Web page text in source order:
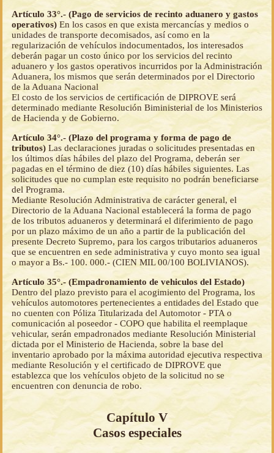
Artículo 33°.- (Pago de servicios de recinto aduanero y gastos
operativos) En los casos en que exista mercancías y medios o
unidades de transporte decomisados, así como en la
regularización de vehículos indocumentados, los interesados
deberán pagar un costo único por los servicios del recinto
aduanero y los gastos operativos incurridos por la Administración
Aduanera, los mismos que serán determinados por el Directorio
de la Aduana Nacional
El costo de los servicios de certificación de DIPROVE será
determinado mediante Resolución Biministerial de los Ministerios
de Hacienda y de Gobierno.
Artículo 34°.- (Plazo del programa y forma de pago de
tributos) Las declaraciones juradas o solicitudes presentadas en
los últimos días hábiles del plazo del Programa, deberán ser
pagadas en el término de diez (10) días hábiles siguientes. Las
solicitudes que no cumplan este requisito no podrán beneficiarse
del Programa.
Mediante Resolución Administrativa de carácter general, el
Directorio de la Aduana Nacional establecerá la forma de pago
de los tributos aduaneros y determinará el diferimiento de pago
por un plazo máximo de un año a partir de la publicación del
presente Decreto Supremo, para los cargos tributarios aduaneros
que se encuentren en sede administrativa y cuyo monto sea igual
o mayor a Bs.- 100. 000.- (CIEN MIL 00/100 BOLIVIANOS).
Artículo 35°.- (Empadronamiento de vehiculos del Estado)
Dentro del plazo previsto para el acogimiento del Programa, los
vehículos automotores pertenecientes a entidades del Estado que
no cuenten con Póliza Titularizada del Automotor - PTA o
comunicación al poseedor - COPO que habilita el reemplaque
vehicular, serán empadronados mediante Resolución Ministerial
dictada por el Ministerio de Hacienda, sobre la base del
inventario aprobado por la máxima autoridad ejecutiva respectiva
mediante Resolución y el certificado de DIPROVE que
establezca que los vehículos objeto de la solicitud no se
encuentren con denuncia de robo.
Capítulo V
Casos especiales